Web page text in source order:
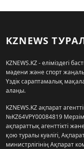
KZNEWS
KZNEWS.KZ - еліміздегі
мәдени және спорт
Үздік сараптамалық
алаңы.
KZNEWS.KZ ақпарат
№KZ64VPY00084819
ақпараттық агенттікті
қою туралы куәлігі,
министрлігінің Ақпарат